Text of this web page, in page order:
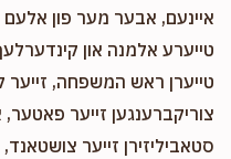
איינעם, אבער מער פון
טייערע אלמנה און
טייערן ראש המשפחה, זייער
צוריקברענגען זייער
סטאביליזירן זייער